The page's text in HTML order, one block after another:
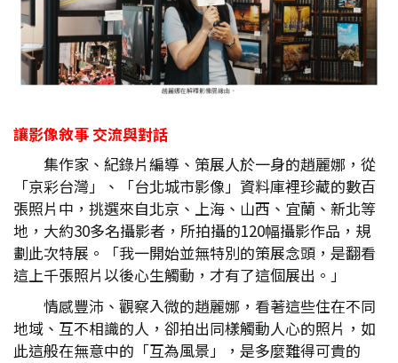
讓影像敘事 交流與對話
集作家、紀錄片編導、策展人於一身的趙麗娜，從
「京彩台灣」、「台北城市影像」資料庫裡珍藏的數百
張照片中，挑選來自北京、上海、山西、宜蘭、新北等
地，大約30多名攝影者，所拍攝的120幅攝影作品，規
劃此次特展。「我一開始並無特別的策展念頭，是翻看
這上千張照片以後心生觸動，才有了這個展出。」
情感豐沛、觀察入微的趙麗娜，看著這些住在不同
地域、互不相識的人，卻拍出同樣觸動人心的照片，如
此這般在無意中的「互為風景」，是多麼難得可貴的